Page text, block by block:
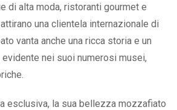
di alta moda, ristoranti gourmet e
una clientela internazionale di
vanta anche una ricca storia e un
nei suoi numerosi musei,
esclusiva, la sua bellezza mozzafiato